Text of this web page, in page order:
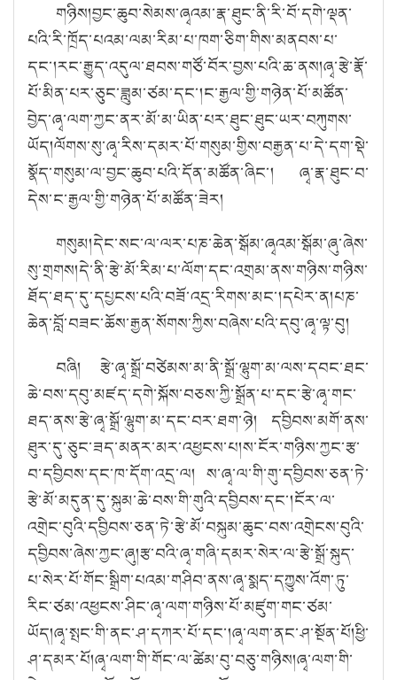
གཉིས།བྱང་ཆུབ་སེམས་ཞྭའམ་རྣ་ཐུང་ནི་རི་བོ་དགེ་ལྡན་
པའི་རི་ཁྲོད་པའམ་ལམ་རིམ་པ་ཁག་ཅིག་གིས་མནབས་པ་
དང་།རང་རྒྱུད་འདུལ་ཐབས་གཙོ་བོར་བྱས་པའི་ཆ་ནས།ཞྭ་རྩེ་རྣོ་
པོ་མིན་པར་ཅུང་ཟླུམ་ཙམ་དང་།ང་རྒྱལ་གྱི་གཉེན་པོ་མཚོན་
བྱེད་ཞྭ་ལག་ཀྱང་ནར་མོ་མ་ཡིན་པར་ཐུང་ཐུང་ཡར་བཀུགས་
ཡོད།ལོགས་སུ་ཞྭ་རིས་དམར་པོ་གསུམ་གྱིས་བརྒྱན་པ་དེ་དག་སྡེ་
སྣོད་གསུམ་ལ་བྱང་ཆུབ་པའི་དོན་མཚོན་ཞིང་། ཞྭ་རྣ་ཐུང་བ་
དེས་ང་རྒྱལ་གྱི་གཉེན་པོ་མཚོན་ཟེར།
གསུམ།དེང་སང་ལ་ལར་པཎ་ཆེན་སྒོམ་ཞྭའམ་སྒོམ་ཞུ་ཞེས་
སུ་གྲགས།དེ་ནི་རྩེ་མོ་རིམ་པ་ལོག་དང་འགྲམ་ནས་གཉིས་གཉིས་
ཐོད་ཐད་དུ་དཔྱངས་པའི་བཟོ་འདྲ་རིགས་མང་།དཔེར་ན།པཎ་
ཆེན་བློ་བཟང་ཆོས་རྒྱན་སོགས་ཀྱིས་བཞེས་པའི་དབུ་ཞྭ་ལྟ་བུ།
བཞི། རྩེ་ཞྭ་སྒྲོ་བཙེམས་མ་ནི་སྒྲོ་ལྷུག་མ་ལས་དབང་ཐང་
ཆེ་བས་དབུ་མཛད་དགེ་སྐོས་བཅས་ཀྱི་སྒྲོན་པ་དང་རྩེ་ཞྭ་གང་
ཐད་ནས་རྩེ་ཞྭ་སྒྲོ་ལྷུག་མ་དང་བར་ཐག་ཉེ། དབྱིབས་མགོ་ནས་
ཐུར་དུ་ཅུང་ཟད་མནར་མར་འཕྱངས་པ།ས་ངོར་གཉིས་ཀྱང་རྩ་
བ་དབྱིབས་དང་ཁ་དོག་འདྲ་ལ། ས་ཞྭ་ལ་གི་གུ་དབྱིབས་ཅན་ཏེ་
རྩེ་མོ་མདུན་དུ་སྐུམ་ཆེ་བས་གི་གུའི་དབྱིབས་དང་།ངོར་ལ་
འགྲེང་བུའི་དབྱིབས་ཅན་ཏེ་རྩེ་མོ་བསྐུམ་ཆུང་བས་འགྲེངས་བུའི་
དབྱིབས་ཞེས་ཀྱང་ཞུ།རྩ་བའི་ཞྭ་གཞི་དམར་སེར་ལ་རྩེ་སྒྲོ་སྐུད་
པ་སེར་པོ་གོང་སྒྲིག་པའམ་གཤིབ་ནས་ཞྭ་སྨད་དཀྱུས་འོག་ཏུ་
རིང་ཙམ་འཕྱངས་ཤིང་ཞྭ་ལག་གཉིས་པོ་མཛུག་གང་ཙམ་
ཡོད།ཞྭ་སྤང་གི་ནང་ཤ་དཀར་པོ་དང་།ཞྭ་ལག་ནང་ཤ་སྔོན་པོ།ཕྱི་
ཤ་དམར་པོ།ཞྭ་ལག་གི་གོང་ལ་ཚེམ་བུ་བཅུ་གཉིས།ཞྭ་ལག་གི་